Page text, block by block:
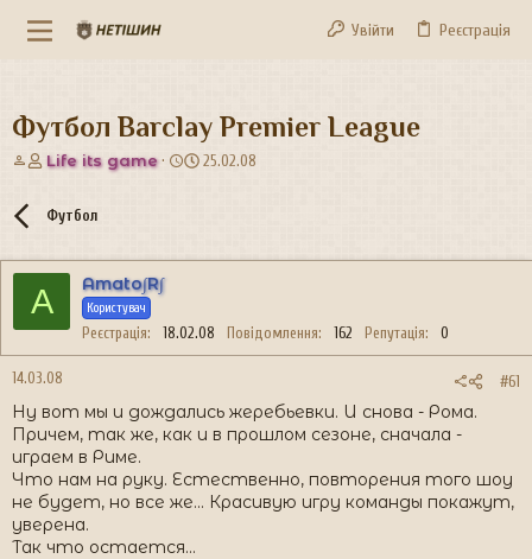
Увійти Реєстрація
Футбол Barclay Premier League
А
о
т
м
и
Life its game
Д
т
р
е
я
25.02.08
Футбол
A Amato∫R∫
Користувач
Реєстрація 18.02.08 Повідомлення 162 Репутація 0
14.03.08 #61
Ну вот мы и дождались жеребьевки. И снова - Рома.
Причем, так же, как и в прошлом сезоне, сначала -
играем в Риме.
Что нам на руку. Естественно, повторения того шоу
не будет, но все же... Красивую игру команды покажут,
уверена.
Так что остается...